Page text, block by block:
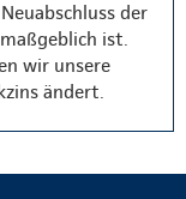
der
ist.
wir unsere
ändert.